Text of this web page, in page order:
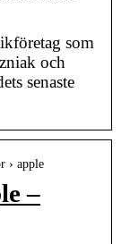
som
och
senaste
› apple
–